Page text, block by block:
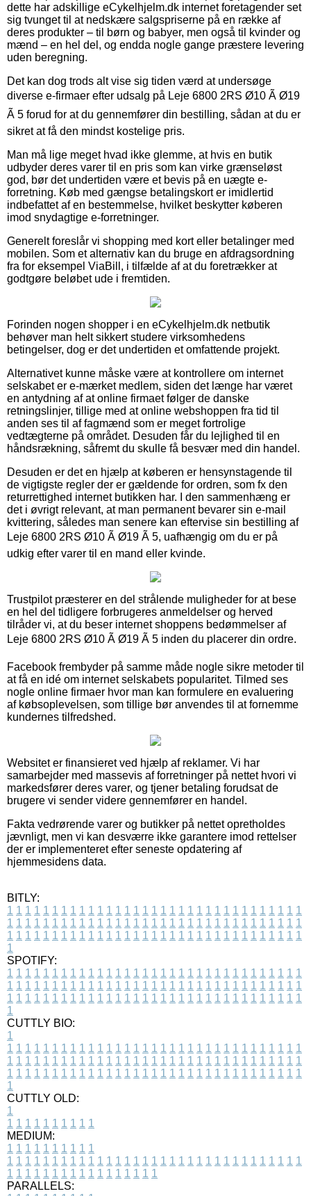
dette har adskillige eCykelhjelm.dk internet foretagender set
sig tvunget til at nedskære salgspriserne på en række af
deres produkter – til børn og babyer, men også til kvinder og
mænd – en hel del, og endda nogle gange præstere levering
uden beregning.
Det kan dog trods alt vise sig tiden værd at undersøge
diverse e-firmaer efter udsalg på Leje 6800 2RS Ø10 Ã Ø19
Ã 5 forud for at du gennemfører din bestilling, sådan at du er
sikret at få den mindst kostelige pris.
Man må lige meget hvad ikke glemme, at hvis en butik
udbyder deres varer til en pris som kan virke grænseløst
god, bør det undertiden være et bevis på en uægte e-
forretning. Køb med gængse betalingskort er imidlertid
indbefattet af en bestemmelse, hvilket beskytter køberen
imod snydagtige e-forretninger.
Generelt foreslår vi shopping med kort eller betalinger med
mobilen. Som et alternativ kan du bruge en afdragsordning
fra for eksempel ViaBill, i tilfælde af at du foretrækker at
godtgøre beløbet ude i fremtiden.
Forinden nogen shopper i en eCykelhjelm.dk netbutik
behøver man helt sikkert studere virksomhedens
betingelser, dog er det undertiden et omfattende projekt.
Alternativet kunne måske være at kontrollere om internet
selskabet er e-mærket medlem, siden det længe har været
en antydning af at online firmaet følger de danske
retningslinjer, tillige med at online webshoppen fra tid til
anden ses til af fagmænd som er meget fortrolige
vedtægterne på området. Desuden får du lejlighed til en
håndsrækning, såfremt du skulle få besvær med din handel.
Desuden er det en hjælp at køberen er hensynstagende til
de vigtigste regler der er gældende for ordren, som fx den
returrettighed internet butikken har. I den sammenhæng er
det i øvrigt relevant, at man permanent bevarer sin e-mail
kvittering, således man senere kan eftervise sin bestilling af
Leje 6800 2RS Ø10 Ã Ø19 Ã 5, uafhængig om du er på
udkig efter varer til en mand eller kvinde.
Trustpilot præsterer en del strålende muligheder for at bese
en hel del tidligere forbrugeres anmeldelser og herved
tilråder vi, at du beser internet shoppens bedømmelser af
Leje 6800 2RS Ø10 Ã Ø19 Ã 5 inden du placerer din ordre.
Facebook frembyder på samme måde nogle sikre metoder til
at få en idé om internet selskabets popularitet. Tilmed ses
nogle online firmaer hvor man kan formulere en evaluering
af købsoplevelsen, som tillige bør anvendes til at fornemme
kundernes tilfredshed.
Websitet er finansieret ved hjælp af reklamer. Vi har
samarbejder med massevis af forretninger på nettet hvori vi
markedsfører deres varer, og tjener betaling forudsat de
brugere vi sender videre gennemfører en handel.
Fakta vedrørende varer og butikker på nettet opretholdes
jævnligt, men vi kan desværre ikke garantere imod rettelser
der er implementeret efter seneste opdatering af
hjemmesidens data.
BITLY:
1 1 1 1 1 1 1 1 1 1 1 1 1 1 1 1 1 1 1 1 1 1 1 1 1 1 1 1 1 1 1 1 1
1 1 1 1 1 1 1 1 1 1 1 1 1 1 1 1 1 1 1 1 1 1 1 1 1 1 1 1 1 1 1 1 1
1 1 1 1 1 1 1 1 1 1 1 1 1 1 1 1 1 1 1 1 1 1 1 1 1 1 1 1 1 1 1 1 1
1
SPOTIFY:
1 1 1 1 1 1 1 1 1 1 1 1 1 1 1 1 1 1 1 1 1 1 1 1 1 1 1 1 1 1 1 1 1
1 1 1 1 1 1 1 1 1 1 1 1 1 1 1 1 1 1 1 1 1 1 1 1 1 1 1 1 1 1 1 1 1
1 1 1 1 1 1 1 1 1 1 1 1 1 1 1 1 1 1 1 1 1 1 1 1 1 1 1 1 1 1 1 1 1
1
CUTTLY BIO:
1
1 1 1 1 1 1 1 1 1 1 1 1 1 1 1 1 1 1 1 1 1 1 1 1 1 1 1 1 1 1 1 1 1
1 1 1 1 1 1 1 1 1 1 1 1 1 1 1 1 1 1 1 1 1 1 1 1 1 1 1 1 1 1 1 1 1
1 1 1 1 1 1 1 1 1 1 1 1 1 1 1 1 1 1 1 1 1 1 1 1 1 1 1 1 1 1 1 1 1
1
CUTTLY OLD:
1
1 1 1 1 1 1 1 1 1 1
MEDIUM:
1 1 1 1 1 1 1 1 1 1
1 1 1 1 1 1 1 1 1 1 1 1 1 1 1 1 1 1 1 1 1 1 1 1 1 1 1 1 1 1 1 1 1
1 1 1 1 1 1 1 1 1 1 1 1 1 1 1 1 1
PARALLELS: